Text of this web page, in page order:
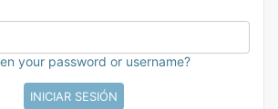
your password or username?